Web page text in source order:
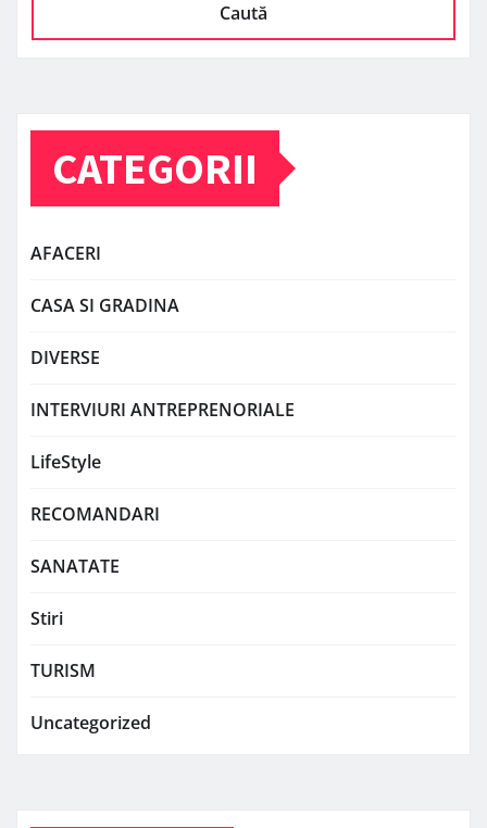
Caută
CATEGORII
AFACERI
CASA SI GRADINA
DIVERSE
INTERVIURI ANTREPRENORIALE
LifeStyle
RECOMANDARI
SANATATE
Stiri
TURISM
Uncategorized